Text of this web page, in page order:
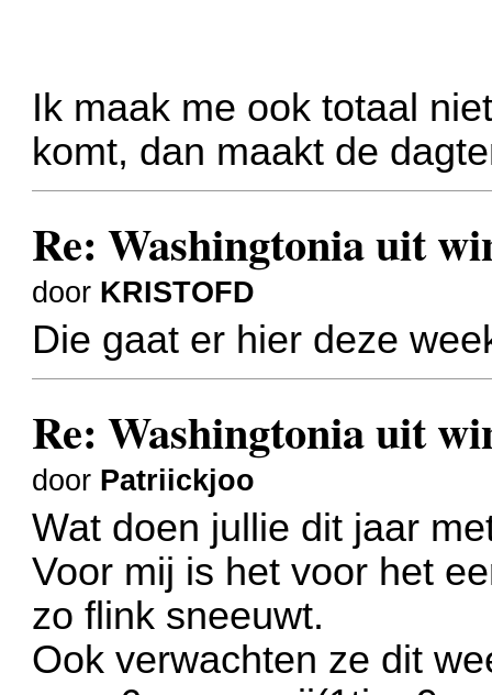
Ik maak me ook totaal
komt, dan maakt de
Re: Washingtonia uit
door KRISTOFD
Die gaat er hier deze
Re: Washingtonia uit
door Patriickjoo
Wat doen jullie dit jaar
Voor mij is het voor het
zo flink sneeuwt.
Ook verwachten ze dit